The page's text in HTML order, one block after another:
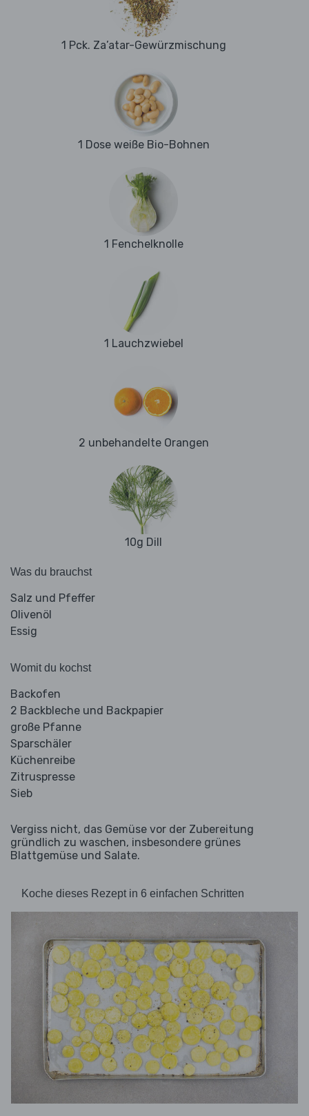
1 Pck. Za’atar-Gewürzmischung
1 Dose weiße Bio-Bohnen
1 Fenchelknolle
1 Lauchzwiebel
2 unbehandelte Orangen
10g Dill
Was du brauchst
Salz und Pfeffer
Olivenöl
Essig
Womit du kochst
Backofen
2 Backbleche und Backpapier
große Pfanne
Sparschäler
Küchenreibe
Zitruspresse
Sieb
Vergiss nicht, das Gemüse vor der Zubereitung
gründlich zu waschen, insbesondere grünes
Blattgemüse und Salate.
Koche dieses Rezept in 6 einfachen Schritten